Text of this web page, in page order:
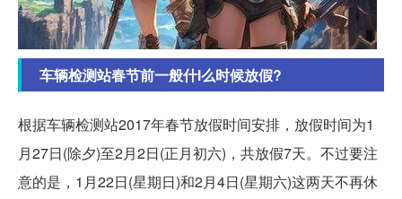
车辆检测站春节前一般什l么时候放假?
根据车辆检测站2017年春节放假时间安排，放假时间为1
月27日(除夕)至2月2日(正月初六)，共放假7天。不过要注
意的是，1月22日(星期日)和2月4日(星期六)这两天不再休